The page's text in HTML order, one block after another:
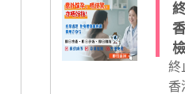
終
香